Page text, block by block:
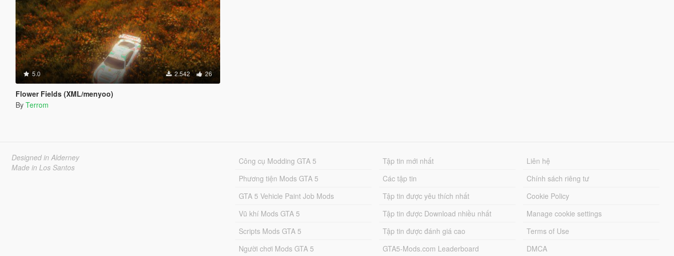
5.0 2.542 26
Flower Fields (XML/menyoo)
By Terrom
Designed in Alderney
Made in Los Santos
Công cụ Modding GTA 5
Phương tiện Mods GTA 5
GTA 5 Vehicle Paint Job Mods
Vũ khí Mods GTA 5
Scripts Mods GTA 5
Người chơi Mods GTA 5
Tập tin mới nhất
Các tập tin
Tập tin được yêu thích nhất
Tập tin được Download nhiều nhất
Tập tin được đánh giá cao
GTA5-Mods.com Leaderboard
Liên hệ
Chính sách riêng tư
Cookie Policy
Manage cookie settings
Terms of Use
DMCA